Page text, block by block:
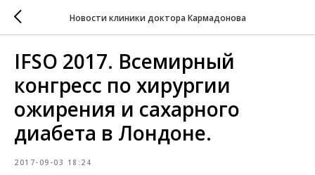
Новости клиники доктора Кармадонова
IFSO 2017. Всемирный
конгресс по хирургии
ожирения и сахарного
диабета в Лондоне.
2017-09-03 18:24